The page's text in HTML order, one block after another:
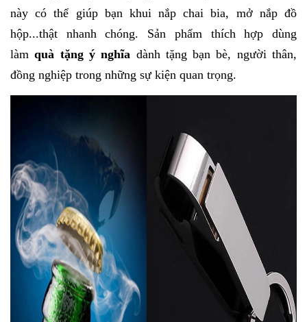
này có thể giúp bạn khui nắp chai bia, mở nắp đồ
hộp...thật nhanh chóng. Sản phẩm thích hợp dùng
làmquà tặng ý nghĩa dành tặng bạn bè, người thân,
đồng nghiệp trong những sự kiện quan trọng.